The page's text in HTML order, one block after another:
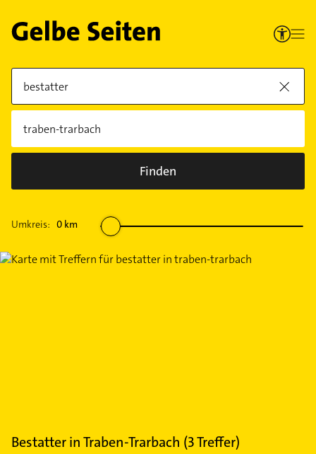
Finden
Umkreis: 0 km
BestatterinTraben-Trarbach (3Treffer)